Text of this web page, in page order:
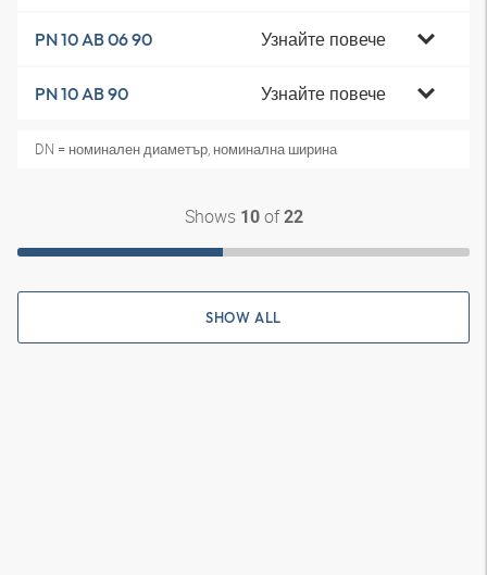
PN 10 AB 06 90 Узнайте повече
PN 10 AB 90 Узнайте повече
DN = номинален диаметър, номинална ширина
Shows 10of22
SHOW ALL